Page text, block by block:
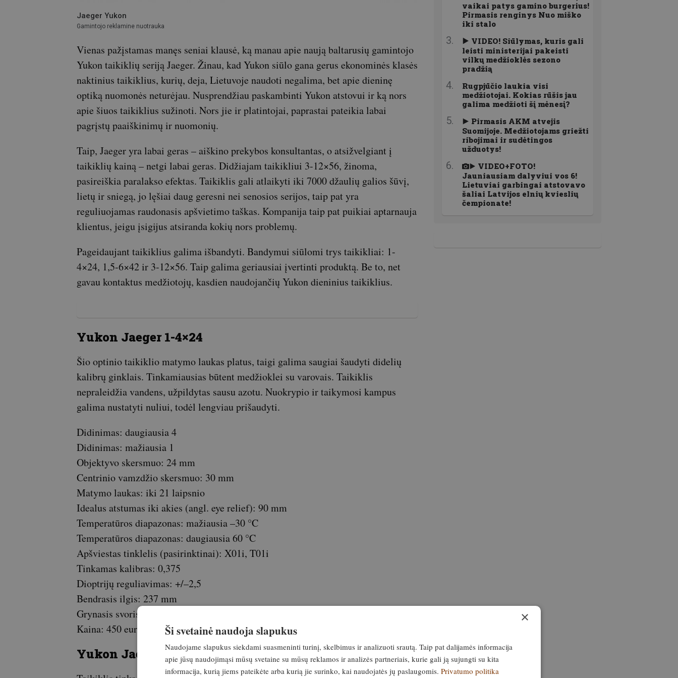
Jaeger Yukon
Gamintojo reklamine nuotrauka
Vienas pažįstamas manęs seniai klausė, ką manau apie naują baltarusių gamintojo
Yukon taikiklių seriją Jaeger. Žinau, kad Yukon siūlo gana gerus ekonominės klasės
naktinius taikiklius, kurių, deja, Lietuvoje naudoti negalima, bet apie dieninę
optiką nuomonės neturėjau. Nusprendžiau paskambinti Yukon atstovui ir ką nors
apie šiuos taikiklius sužinoti. Nors jie ir platintojai, paprastai pateikia labai
pagrįstų paaiškinimų ir nuomonių.
Taip, Jaeger yra labai geras – aiškino prekybos konsultantas, o atsižvelgiant į
taikiklių kainą – netgi labai geras. Didžiajam taikikliui 3-12×56, žinoma,
pasireiškia paralakso efektas. Taikiklis gali atlaikyti iki 7000 džaulių galios šūvį,
lietų ir sniegą, jo lęšiai daug geresni nei senosios serijos, taip pat yra
reguliuojamas raudonasis apšvietimo taškas. Kompanija taip pat puikiai aptarnauja
klientus, jeigu įsigijus atsiranda kokių nors problemų.
Pageidaujant taikiklius galima išbandyti. Bandymui siūlomi trys taikikliai: 1-
4×24, 1,5-6×42 ir 3-12×56. Taip galima geriausiai įvertinti produktą. Be to, net
gavau kontaktus medžiotojų, kasdien naudojančių Yukon dieninius taikiklius.
Yukon Jaeger 1-4×24
Šio optinio taikiklio matymo laukas platus, taigi galima saugiai šaudyti didelių
kalibrų ginklais. Tinkamiausias būtent medžioklei su varovais. Taikiklis
nepraleidžia vandens, užpildytas sausu azotu. Nuokrypio ir taikymosi kampus
galima nustatyti nuliui, todėl lengviau prišaudyti.
Didinimas: daugiausia 4
Didinimas: mažiausia 1
Objektyvo skersmuo: 24 mm
Centrinio vamzdžio skersmuo: 30 mm
Matymo laukas: iki 21 laipsnio
Idealus atstumas iki akies (angl. eye relief): 90 mm
Temperatūros diapazonas: mažiausia –30 °C
Temperatūros diapazonas: daugiausia 60 °C
Apšviestas tinklelis (pasirinktinai): X01i, T01i
Tinkamas kalibras: 0,375
Dioptrijų reguliavimas: +/–2,5
Bendrasis ilgis: 237 mm
Grynasis svoris: 470 g
Kaina: 450 eurų
Yukon Jaeger 1,5-6×42
vaikai patys gamino burgerius!
Pirmasis renginys Nuo miško
iki stalo
VIDEO! Siūlymas, kuris gali
leisti ministerijai pakeisti
vilkų medžioklės sezono
pradžią
Rugpjūčio laukia visi
medžiotojai. Kokias rūšis jau
galima medžioti šį mėnesį?
Pirmasis AKM atvejis
Suomijoje. Medžiotojams griežti
ribojimai ir sudėtingos
užduotys!
VIDEO+FOTO!
Jauniausiam dalyviui vos 6!
Lietuviai garbingai atstovavo
šaliai Latvijos elnių kvieslių
čempionate!
×
Ši svetainė naudoja slapukus
Naudojame slapukus siekdami suasmeninti turinį, skelbimus ir analizuoti srautą. Taip pat dalijamės informacija
apie jūsų naudojimąsi mūsų svetaine su mūsų reklamos ir analizės partneriais, kurie gali ją sujungti su kita
informacija, kurią jiems pateikėte arba kurią jie surinko, kai naudojatės jų paslaugomis. Privatumo politika